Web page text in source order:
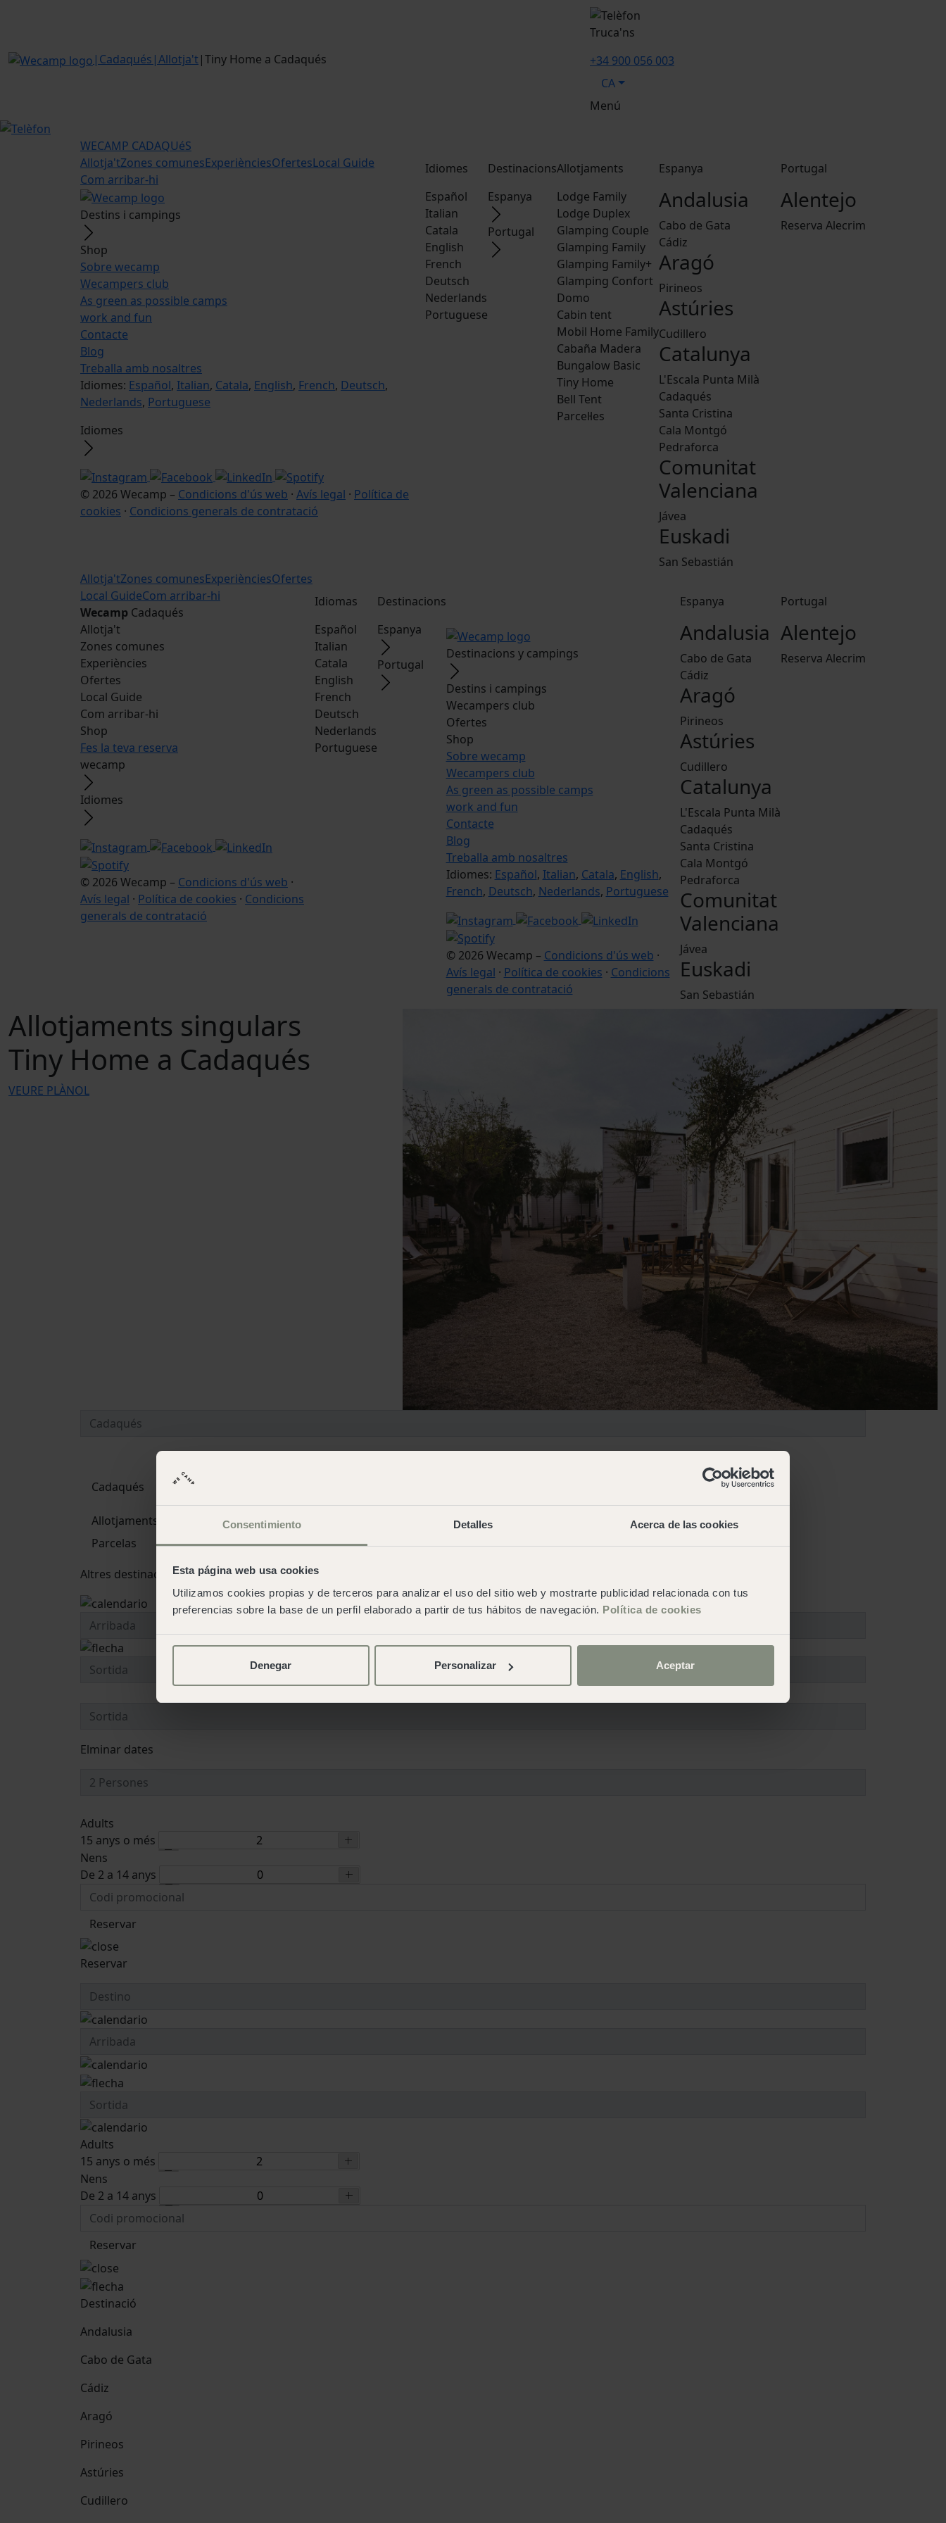
Consentimiento Detalles Acerca de las cookies
Esta página web usa cookies
Utilizamos cookies propias y de terceros para analizar el uso del sitio web y mostrarte publicidad relacionada con tus
preferencias sobre la base de un perfil elaborado a partir de tus hábitos de navegación. Política de cookies
Denegar Personalizar Aceptar
| Cadaqués |Allotja't |Tiny Home a Cadaqués
Truca'ns
+34 900 056 003
CA
Menú
WECAMP CADAQUéS
Allotja'tZones comunesExperiènciesOfertesLocal Guide
Com arribar-hi
Destins i campings
Shop
Sobre wecamp
Wecampers club
As green as possible camps
work and fun
Contacte
Blog
Treballa amb nosaltres
Idiomes: Español, Italian, Catala, English, French, Deutsch,
Nederlands, Portuguese
Idiomes
© 2026 Wecamp – Condicions d'ús web · Avís legal · Política de
cookies · Condicions generals de contratació
Idiomes
Español
Italian
Catala
English
French
Deutsch
Nederlands
Portuguese
Destinacions
Espanya
Portugal
Allotjaments
Lodge Family
Lodge Duplex
Glamping Couple
Glamping Family
Glamping Family+
Glamping Confort
Domo
Cabin tent
Mobil Home Family
Cabaña Madera
Bungalow Basic
Tiny Home
Bell Tent
Parcel·les
Espanya
Andalusia
Cabo de Gata
Cádiz
Aragó
Pirineos
Astúries
Cudillero
Catalunya
L'Escala Punta Milà
Cadaqués
Santa Cristina
Cala Montgó
Pedraforca
Comunitat
Valenciana
Jávea
Euskadi
San Sebastián
Portugal
Alentejo
Reserva Alecrim
Allotja'tZones comunesExperiènciesOfertes
Local GuideCom arribar-hi
Wecamp Cadaqués
Allotja't
Zones comunes
Experiències
Ofertes
Local Guide
Com arribar-hi
Shop
Fes la teva reserva
wecamp
Idiomes
© 2026 Wecamp – Condicions d'ús web ·
Avís legal · Política de cookies · Condicions
generals de contratació
Idiomas
Español
Italian
Catala
English
French
Deutsch
Nederlands
Portuguese
Destinacions
Espanya
Portugal
Destinacions y campings
Destins i campings
Wecampers club
Ofertes
Shop
Sobre wecamp
Wecampers club
As green as possible camps
work and fun
Contacte
Blog
Treballa amb nosaltres
Idiomes: Español, Italian, Catala, English,
French, Deutsch, Nederlands, Portuguese
© 2026 Wecamp – Condicions d'ús web ·
Avís legal · Política de cookies · Condicions
generals de contratació
Espanya
Andalusia
Cabo de Gata
Cádiz
Aragó
Pirineos
Astúries
Cudillero
Catalunya
L'Escala Punta Milà
Cadaqués
Santa Cristina
Cala Montgó
Pedraforca
Comunitat
Valenciana
Jávea
Euskadi
San Sebastián
Portugal
Alentejo
Reserva Alecrim
Allotjaments singulars
Tiny Home a Cadaqués
VEURE PLÀNOL
Cadaqués
Allotjaments
Parcelas
Altres destinacions i campings
Elminar dates
Adults
15 anys o més
Nens
De 2 a 14 anys
Reservar
Reservar
Adults
15 anys o més
Nens
De 2 a 14 anys
Reservar
Destinació
Andalusia
Cabo de Gata
Cádiz
Aragó
Pirineos
Astúries
Cudillero